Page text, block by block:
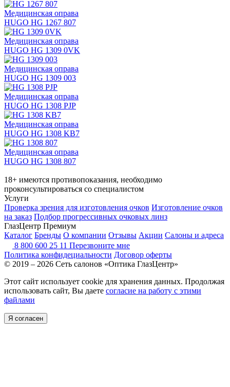
Медицинская оправа
HUGO HG 1267 807
Медицинская оправа
HUGO HG 1309 0VK
Медицинская оправа
HUGO HG 1309 003
Медицинская оправа
HUGO HG 1308 PJP
Медицинская оправа
HUGO HG 1308 KB7
Медицинская оправа
HUGO HG 1308 807
18+ имеются противопоказания, необходимо
проконсультироваться со специалистом
Услуги
Проверка зрения для изготовления очков Изготовление очков
на заказ Подбор прогрессивных очковых линз
ГлазЦентр Премиум
Каталог Бренды О компании Отзывы Акции Салоны и адреса
8 800 600 25 11 Перезвоните мне
Политика конфидециальности Договор оферты
© 2019 – 2026 Сеть салонов «Оптика ГлазЦентр»
Этот сайт использует cookie для хранения данных. Продолжая
использовать сайт, Вы даете согласие на работу с этими
файлами
Я согласен